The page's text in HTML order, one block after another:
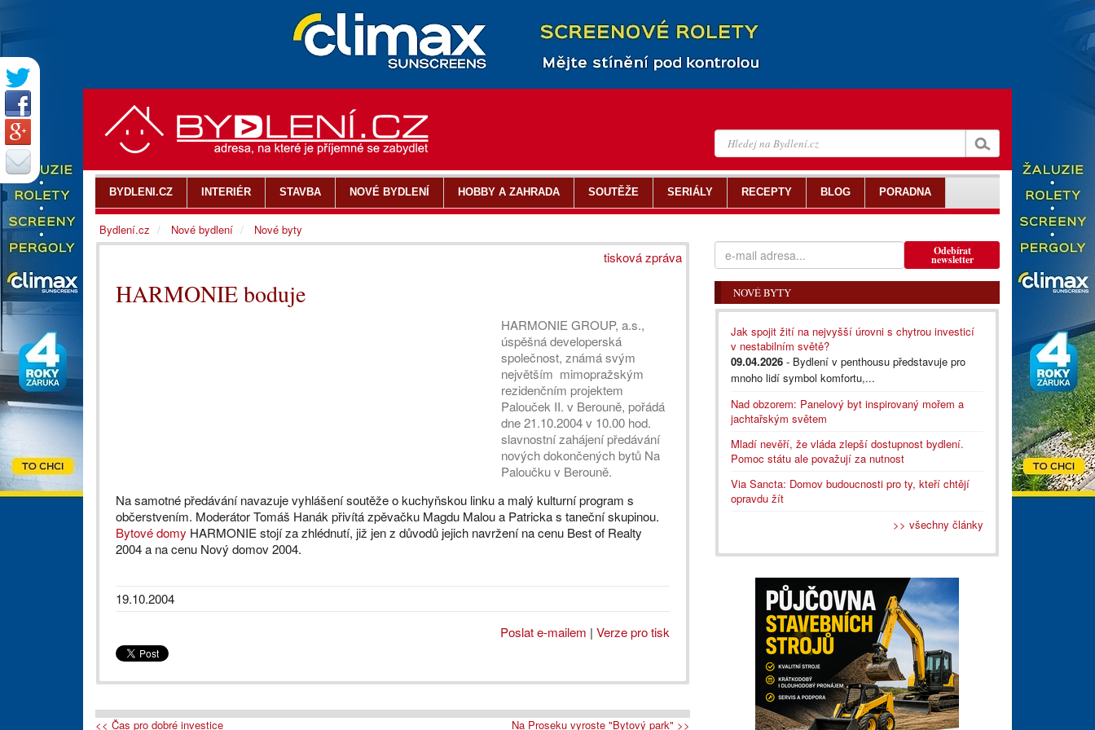
tisková zpráva
HARMONIE boduje
HARMONIE GROUP, a.s.,
úspěšná developerská
společnost, známá svým
největším mimopražským
rezidenčním projektem
Palouček II. v Berouně, pořádá
dne 21.10.2004 v 10.00 hod.
slavnostní zahájení předávání
nových dokončených bytů Na
Paloučku v Berouně.
Na samotné předávání navazuje vyhlášení soutěže o kuchyňskou linku a malý kulturní program s
občerstvením. Moderátor Tomáš Hanák přivítá zpěvačku Magdu Malou a Patricka s taneční skupinou.
Bytové domy HARMONIE stojí za zhlédnutí, již jen z důvodů jejich navržení na cenu Best of Realty
2004 a na cenu Nový domov 2004.
19.10.2004
Poslat e-mailem | Verze pro tisk
<< Čas pro dobré investice Na Proseku vyroste "Bytový park" >>
Odebírat
newsletter
NOVÉ BYTY
Jak spojit žití na nejvyšší úrovni s chytrou investicí
v nestabilním světě?
09.04.2026 - Bydlení v penthousu představuje pro
mnoho lidí symbol komfortu,...
Nad obzorem: Panelový byt inspirovaný mořem a
jachtařským světem
Mladí nevěří, že vláda zlepší dostupnost bydlení.
Pomoc státu ale považují za nutnost
Via Sancta: Domov budoucnosti pro ty, kteří chtějí
opravdu žít
>> všechny články
BYDLENI.CZ INTERIÉR STAVBA NOVÉ BYDLENÍ HOBBY A ZAHRADA SOUTĚŽE SERIÁLY RECEPTY BLOG PORADNA
Bydlení.cz Nové bydlení Nové byty